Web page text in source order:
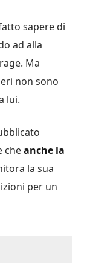
sapere di
ad alla
Ma
non sono
lui.
cheanche la
la sua
per un